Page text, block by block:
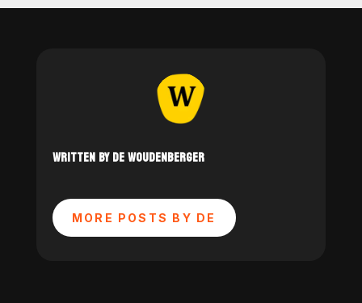
WRITTEN BY DE WOUDENBERGER
MORE POSTS BY DE